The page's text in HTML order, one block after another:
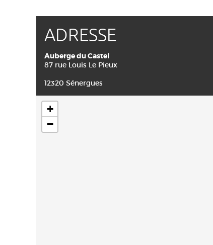
ADRESSE
Auberge du Castel
87 rue Louis Le Pieux
12320 Sénergues
+
−